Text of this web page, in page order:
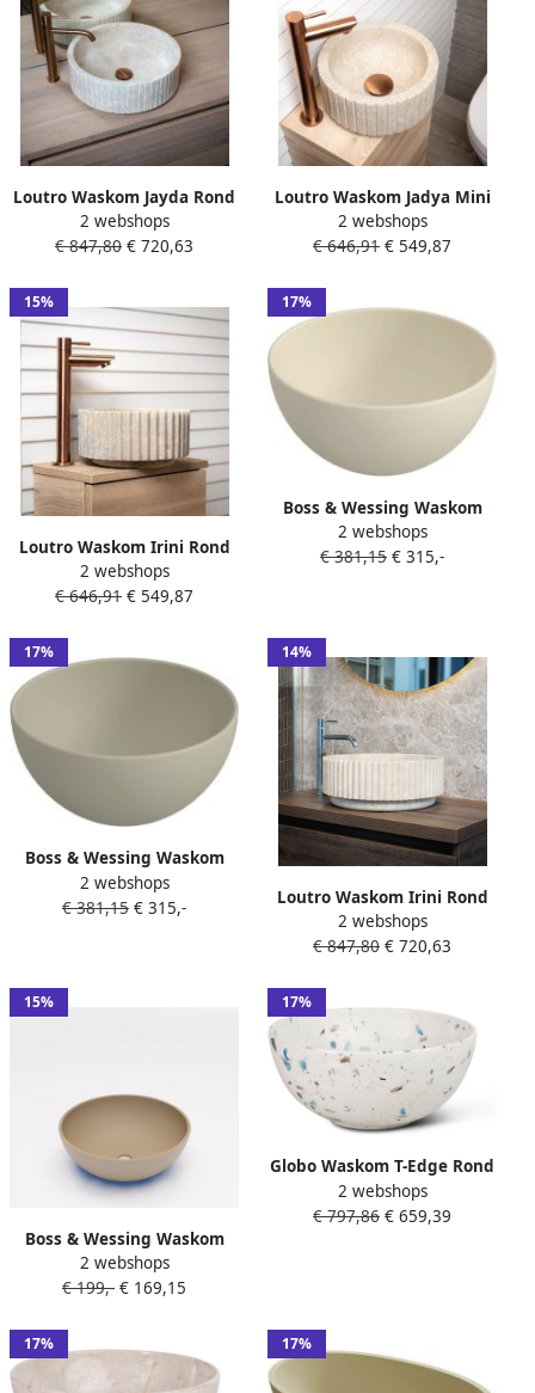
Loutro Waskom Jayda Rond
40x40x14 cm Marmer
2 webshops
€ 847,80 € 720,63
Loutro Waskom Jadya Mini
Rond 25x25x12 cm Marmer
2 webshops
€ 646,91 € 549,87
15%
Loutro Waskom Irini Rond
25x25x14 cm Marmer
2 webshops
€ 646,91 € 549,87
17%
Boss & Wessing Waskom
BWS Caadop Rond 24 cm
Keramiek Ivoor
2 webshops
€ 381,15 € 315,-
17%
Boss & Wessing Waskom
BWS Caadop Rond 24 cm
Keramiek Zand
2 webshops
€ 381,15 € 315,-
14%
Loutro Waskom Irini Rond
40x40x15 cm Marmer
2 webshops
€ 847,80 € 720,63
15%
Boss & Wessing Waskom
BWS Dorn 40X40X15 cm
Rond Solid Beige Mat
2 webshops
€ 199,- € 169,15
17%
Globo Waskom T-Edge Rond
37x16 cm Zonder Overloop
Graniglia Beige
2 webshops
€ 797,86 € 659,39
17% 17%